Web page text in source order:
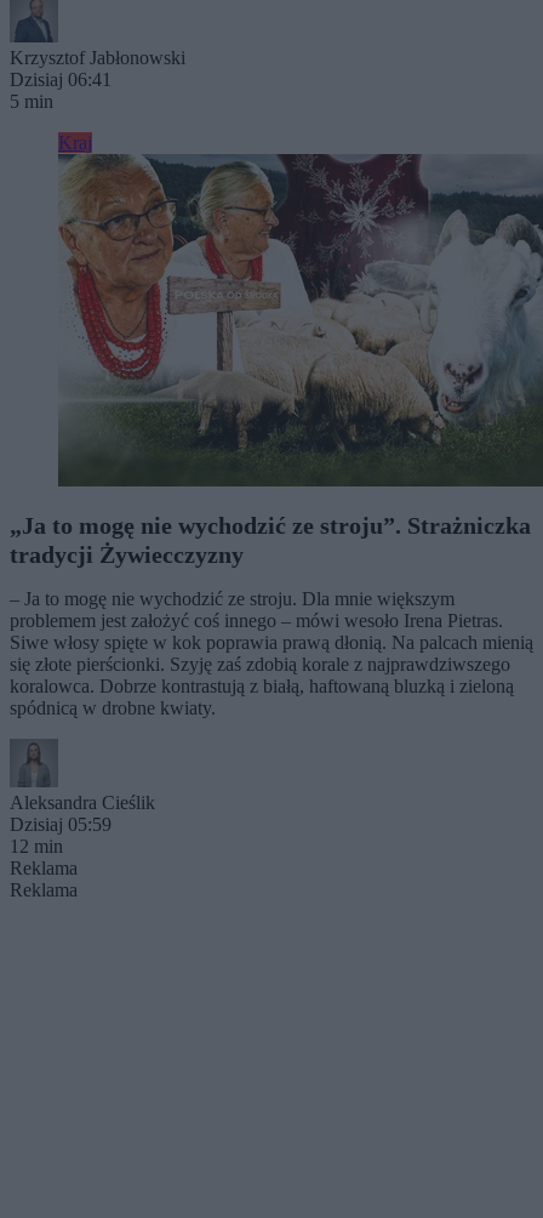
Krzysztof Jabłonowski
Dzisiaj 06:41
5 min
Kraj
„Ja to mogę nie wychodzić ze stroju”. Strażniczka
tradycji Żywiecczyzny
– Ja to mogę nie wychodzić ze stroju. Dla mnie większym
problemem jest założyć coś innego – mówi wesoło Irena Pietras.
Siwe włosy spięte w kok poprawia prawą dłonią. Na palcach mienią
się złote pierścionki. Szyję zaś zdobią korale z najprawdziwszego
koralowca. Dobrze kontrastują z białą, haftowaną bluzką i zieloną
spódnicą w drobne kwiaty.
Aleksandra Cieślik
Dzisiaj 05:59
12 min
Reklama
Reklama